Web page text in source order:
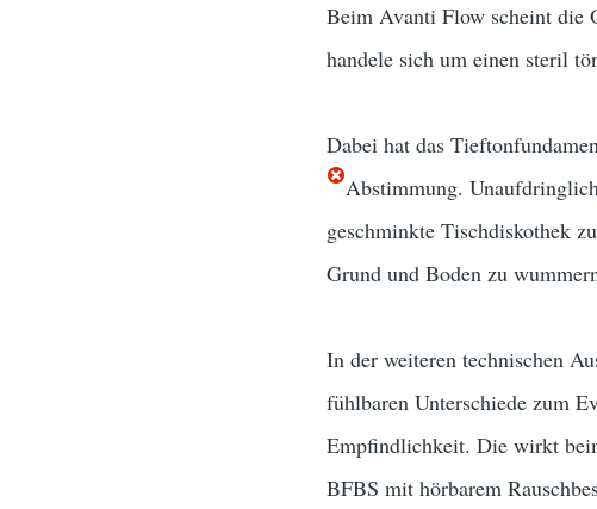
Beim Avanti Flow scheint die
handele sich um einen steril
Dabei hat das
Abstimmung.
geschminkte Tischdiskothek
Grund und Boden zu
In der weiteren technischen
fühlbaren Unterschiede zum
Empfindlichkeit. Die wirkt
BFBS mit hörbarem